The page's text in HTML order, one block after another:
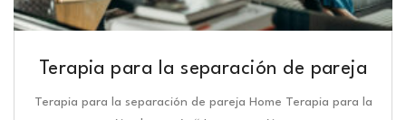
Terapia para la separación de pareja
Terapia para la separación de pareja Home Terapia para la